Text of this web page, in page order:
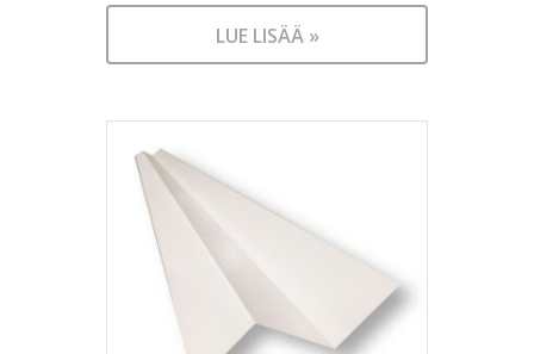
LUE LISÄÄ »